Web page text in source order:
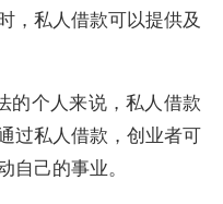
，私人借款可以提供及
的个人来说，私人借款
过私人借款，创业者可
自己的事业。